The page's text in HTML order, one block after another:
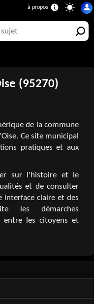
(95270)
de la commune
Ce site municipal
pratiques et aux
sur l'histoire et le
et de consulter
interface claire et des
les démarches
entre les citoyens et